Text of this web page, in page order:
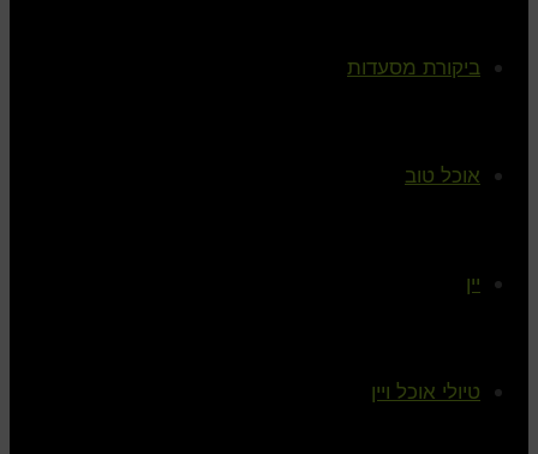
ביקורת מסעדות
אוכל טוב
יין
טיולי אוכל ויין